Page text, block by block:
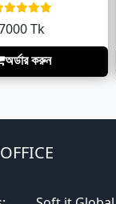
Tk
অর্ডার করুন